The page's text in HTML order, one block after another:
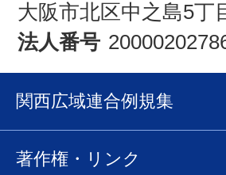
大阪市北区中之島5丁
法人番号
関西広域連合例規集
著作権・リンク